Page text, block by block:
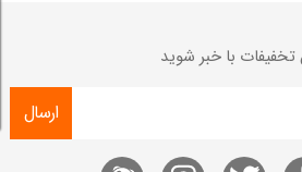
با خبر شوید
ارسال